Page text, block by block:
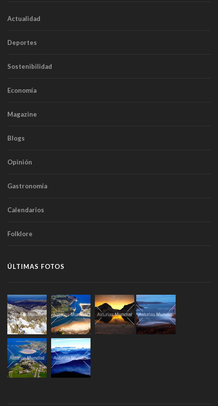
Actualidad
Deportes
Sostenibilidad
Economía
Magazine
Blogs
Opinión
Gastronomía
Calendarios
Folklore
ÚLTIMAS FOTOS